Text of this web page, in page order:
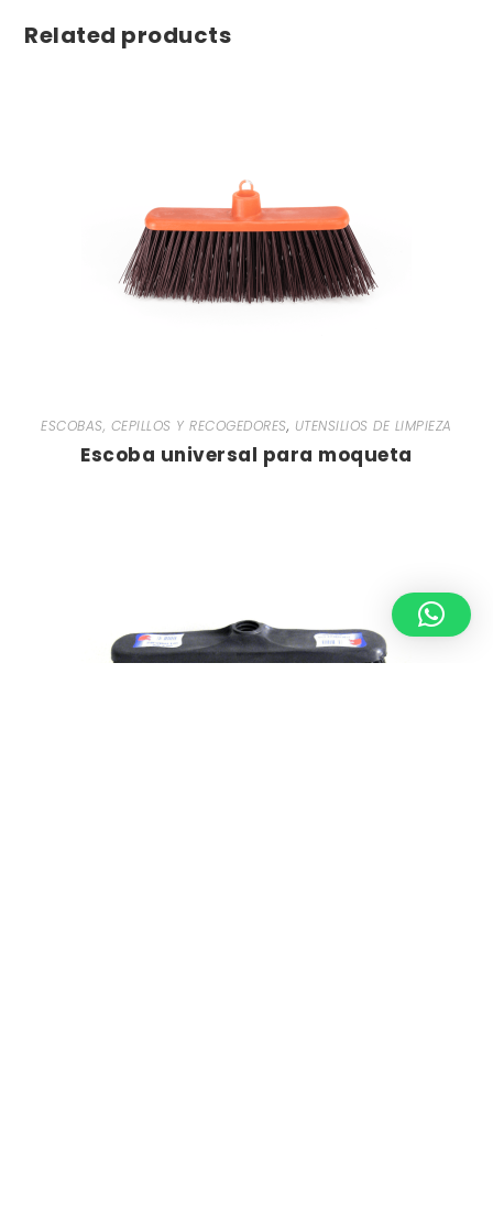
Related products
ESCOBAS, CEPILLOS Y RECOGEDORES, UTENSILIOS DE LIMPIEZA
Escoba universal para moqueta